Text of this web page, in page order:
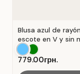
Blusa azul de
escote en V y sin
. Azul.
779.00грн.